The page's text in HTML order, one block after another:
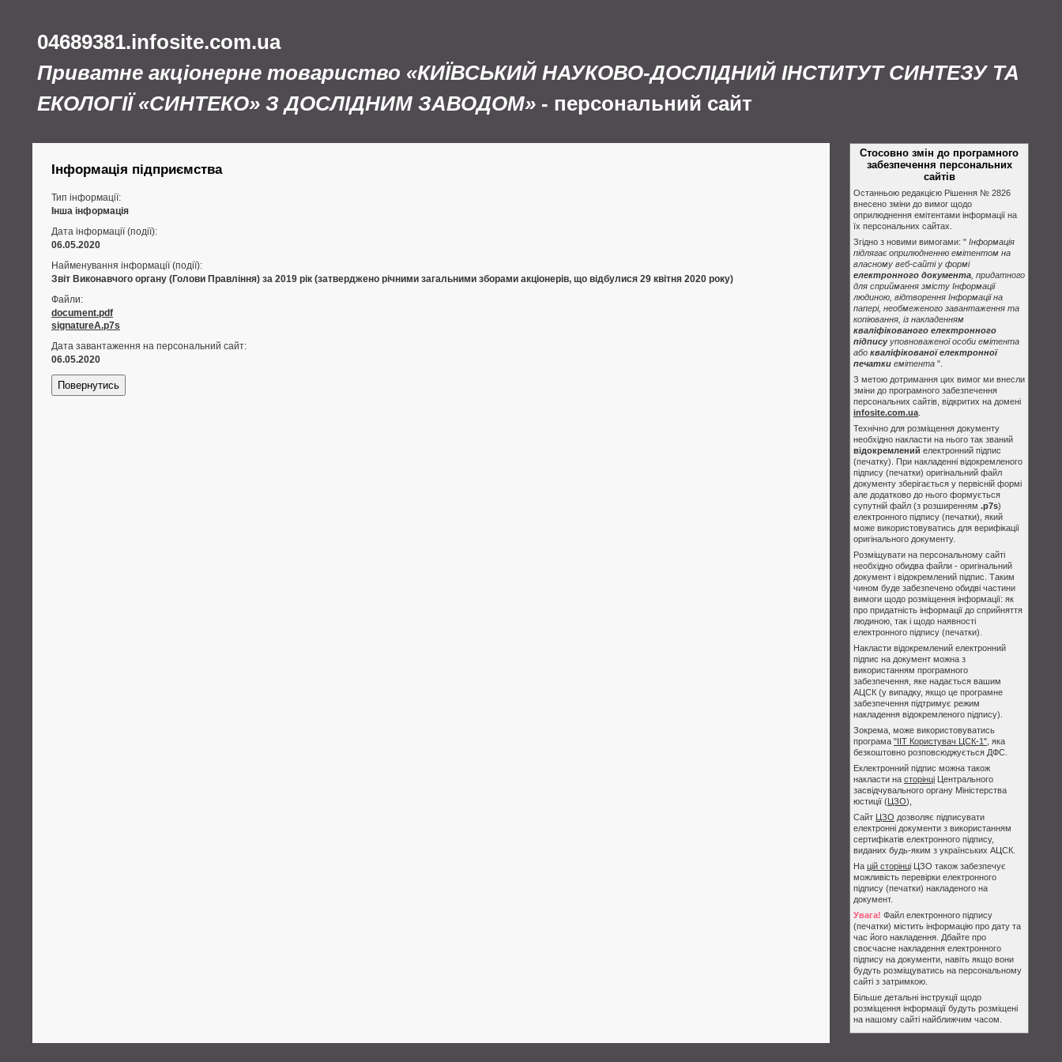
04689381.infosite.com.ua
Приватне акціонерне товариство «КИЇВСЬКИЙ НАУКОВО-ДОСЛІДНИЙ ІНСТИТУТ СИНТЕЗУ ТА
ЕКОЛОГІЇ «СИНТЕКО» З ДОСЛІДНИМ ЗАВОДОМ» - персональний сайт
Інформація підприємства
Тип інформації:
Інша інформація
Дата інформації (події):
06.05.2020
Найменування інформації (події):
Звіт Виконавчого органу (Голови Правління) за 2019 рік (затверджено річними загальними зборами акціонерів, що відбулися 29 квітня 2020 року)
Файли:
document.pdf
signatureA.p7s
Дата завантаження на персональний сайт:
06.05.2020
Повернутись
Стосовно змін до програмного
забезпечення персональних
сайтів
Останньою редакцією Рішення № 2826
внесено зміни до вимог щодо
оприлюднення емітентами інформації на
їх персональних сайтах.
Згідно з новими вимогами: " Інформація
підлягає оприлюдненню емітентом на
власному веб-сайті у формі
електронного документа , придатного
для сприймання змісту Інформації
людиною, відтворення Інформації на
папері, необмеженого завантаження та
копіювання, із накладенням
кваліфікованого електронного
підписууповноваженої особи емітента
або кваліфікованої електронної
печатки емітента ".
З метою дотримання цих вимог ми внесли
зміни до програмного забезпечення
персональних сайтів, відкритих на домені
infosite.com.ua
Технічно для розміщення документу
необхідно накласти на нього так званий
відокремлений електронний підпис
(печатку). При накладенні відокремленого
підпису (печатки) оригінальний файл
документу зберігається у первісній формі
але додатково до нього формується
супутній файл (з розширенням .p7s)
електронного підпису (печатки), який
може використовуватись для верифікації
оригінального документу.
Розміщувати на персональному сайті
необхідно обидва файли - оригінальний
документ і відокремлений підпис. Таким
чином буде забезпечено обидві частини
вимоги щодо розміщення інформації: як
про придатність інформації до сприйняття
людиною, так і щодо наявності
електронного підпису (печатки).
Накласти відокремлений електронний
підпис на документ можна з
використанням програмного
забезпечення, яке надається вашим
АЦСК (у випадку, якщо це програмне
забезпечення підтримує режим
накладення відокремленого підпису).
Зокрема, може використовуватись
програма "ІІТ Користувач ЦСК-1" , яка
безкоштовно розповсюджується ДФС.
Еклектронний підпис можна також
накласти на сторінці Центрального
засвідчувального органу Міністерства
юстиції (ЦЗО),
Сайт ЦЗО дозволяє підписувати
електронні документи з використанням
сертифікатів електронного підпису,
виданих будь-яким з українських АЦСК.
На цій сторінці ЦЗО також забезпечує
можливість перевірки електронного
підпису (печатки) накладеного на
документ.
Увага! Файл електронного підпису
(печатки) містить інформацію про дату та
час його накладення. Дбайте про
своєчасне накладення електронного
підпису на документи, навіть якщо вони
будуть розміщуватись на персональному
сайті з затримкою.
Більше детальні інструкції щодо
розміщення інформації будуть розміщені
на нашому сайті найближчим часом.